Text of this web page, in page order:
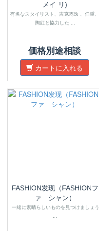
メイ リ)
有名なスタイリスト、吉克雋逸 、任重、
陶紅と協力した ...
価格別途相談
カートに入れる
FASHION发现（FASHIONフ
ァ シャン）
一緒に素晴らしいものを見つけましょう
...